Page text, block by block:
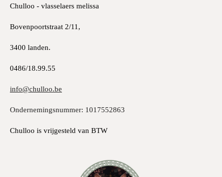
Chulloo - vlasselaers melissa
Bovenpoortstraat 2/11,
3400 landen.
0486/18.99.55
info@chulloo.be
Ondernemingsnummer: 1017552863
Chulloo is vrijgesteld van BTW